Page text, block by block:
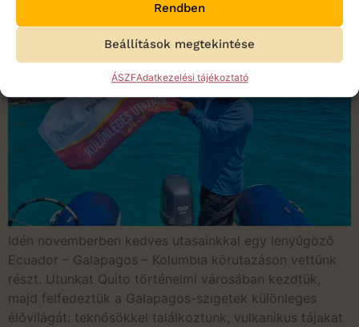
Rendben
Beállítások megtekintése
ÁSZFAdatkezelési tájékoztató
Idén novemberben kedves utasainkkal egy lenyűgöző
Ecuador – Galapagos – Kolumbia körutazáson vettünk
részt. Utunkat Quito történelmi városában kezdtük,
majd felfedeztük a Galapagos-szigetek különleges
élővilágát: teknősökkel találkoztunk, vulkanikus tájakat